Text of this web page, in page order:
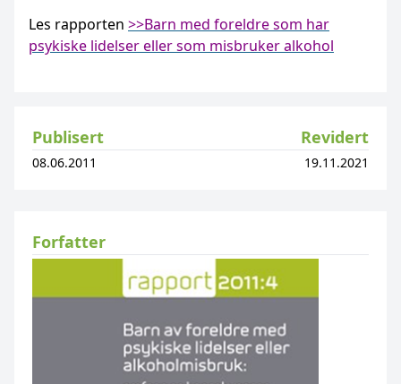
Les rapporten >>Barn med foreldre som har
psykiske lidelser eller som misbruker alkohol
Publisert Revidert
08.06.2011 19.11.2021
Forfatter